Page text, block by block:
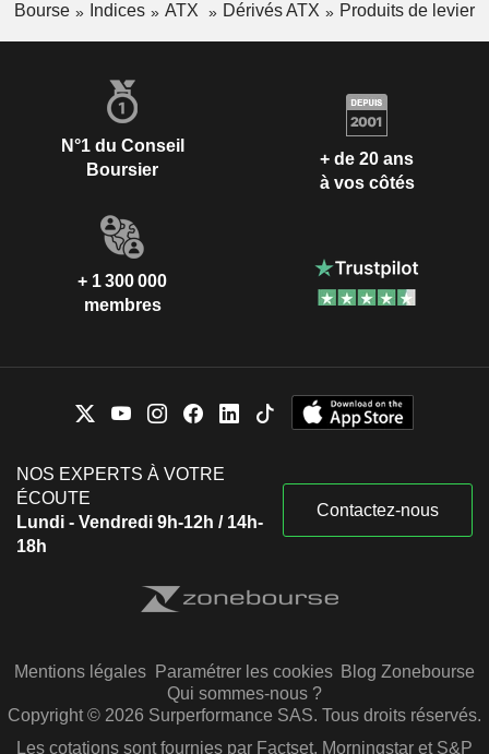
Bourse Indices ATX Dérivés ATX Produits de levier
N°1 du Conseil
Boursier
+ de 20 ans
à vos côtés
+ 1 300 000
membres
NOS EXPERTS À VOTRE
ÉCOUTE
Lundi - Vendredi 9h-12h / 14h-
18h
Contactez-nous
Mentions légales Paramétrer les cookies Blog Zonebourse
Qui sommes-nous ?
Copyright © 2026 Surperformance SAS. Tous droits réservés.
Les cotations sont fournies par Factset, Morningstar et S&P